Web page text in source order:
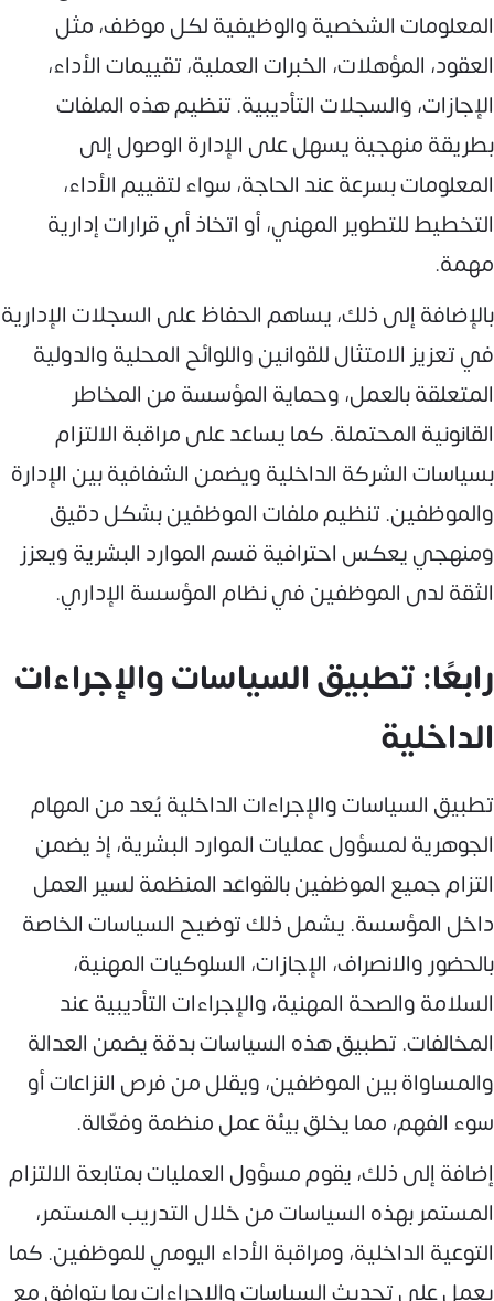
المعلومات الشخصية والوظيفية لكل موظف، مثل
العقود، المؤهلات، الخبرات العملية، تقييمات الأداء،
الإجازات، والسجلات التأديبية. تنظيم هذه الملفات
بطريقة منهجية يسهل على الإدارة الوصول إلى
المعلومات بسرعة عند الحاجة، سواء لتقييم الأداء،
التخطيط للتطوير المهني، أو اتخاذ أي قرارات إدارية
مهمة.
بالإضافة إلى ذلك، يساهم الحفاظ على السجلات الإدارية
في تعزيز الامتثال للقوانين واللوائح المحلية والدولية
المتعلقة بالعمل، وحماية المؤسسة من المخاطر
القانونية المحتملة. كما يساعد على مراقبة الالتزام
بسياسات الشركة الداخلية ويضمن الشفافية بين الإدارة
والموظفين. تنظيم ملفات الموظفين بشكل دقيق
ومنهجي يعكس احترافية قسم الموارد البشرية ويعزز
الثقة لدى الموظفين في نظام المؤسسة الإداري.
رابعًا: تطبيق السياسات والإجراءات
الداخلية
تطبيق السياسات والإجراءات الداخلية يُعد من المهام
الجوهرية لمسؤول عمليات الموارد البشرية، إذ يضمن
التزام جميع الموظفين بالقواعد المنظمة لسير العمل
داخل المؤسسة. يشمل ذلك توضيح السياسات الخاصة
بالحضور والانصراف، الإجازات، السلوكيات المهنية،
السلامة والصحة المهنية، والإجراءات التأديبية عند
المخالفات. تطبيق هذه السياسات بدقة يضمن العدالة
والمساواة بين الموظفين، ويقلل من فرص النزاعات أو
سوء الفهم، مما يخلق بيئة عمل منظمة وفعّالة.
إضافة إلى ذلك، يقوم مسؤول العمليات بمتابعة الالتزام
المستمر بهذه السياسات من خلال التدريب المستمر،
التوعية الداخلية، ومراقبة الأداء اليومي للموظفين. كما
يعمل على تحديث السياسات والإجراءات بما يتوافق مع